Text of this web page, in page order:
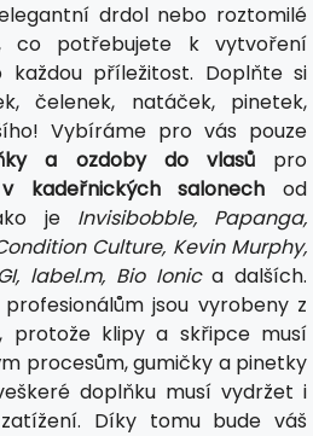
drdol nebo roztomilé
co potřebujete k vytvoření
každou příležitost. Doplňte si
čelenek, natáček, pinetek,
Vybíráme pro vás pouze
a ozdoby do vlasůpro
kadeřnických salonech od
je Invisibobble, Papanga,
Culture, Kevin Murphy,
label.m, Bio Ionica dalších.
jsou vyrobeny z
protože klipy a skřipce musí
procesům, gumičky a pinetky
doplňku musí vydržet i
Díky tomu bude váš